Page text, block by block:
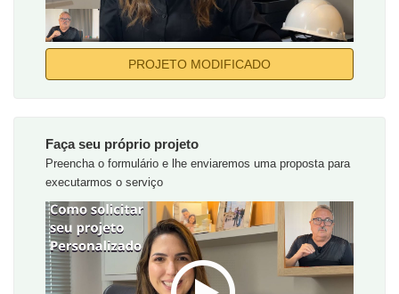
PROJETO MODIFICADO
Faça seu próprio projeto
Preencha o formulário e lhe enviaremos uma proposta para
executarmos o serviço